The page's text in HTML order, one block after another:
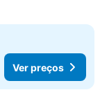
Ver preços